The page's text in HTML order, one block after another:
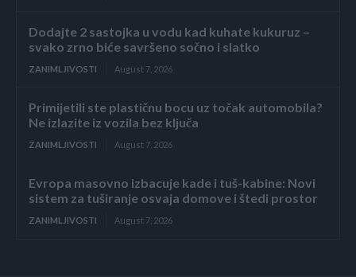
Dodajte 2 sastojka u vodu kad kuhate kukuruz –
svako zrno biće savršeno sočno i slatko
ZANIMLJIVOSTI August 7, 2026
Primijetili ste plastičnu bocu uz točak automobila?
Ne izlazite iz vozila bez ključa
ZANIMLJIVOSTI August 7, 2026
Evropa masovno izbacuje kade i tuš-kabine: Novi
sistem za tuširanje osvaja domove i štedi prostor
ZANIMLJIVOSTI August 7, 2026